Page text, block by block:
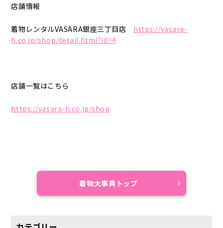
店舗情報
着物レンタルVASARA銀座三丁目店 https://vasara-
h.co.jp/shop/detail.html?id=4
店舗一覧はこちら
https://vasara-h.co.jp/shop
着物大事典トップ